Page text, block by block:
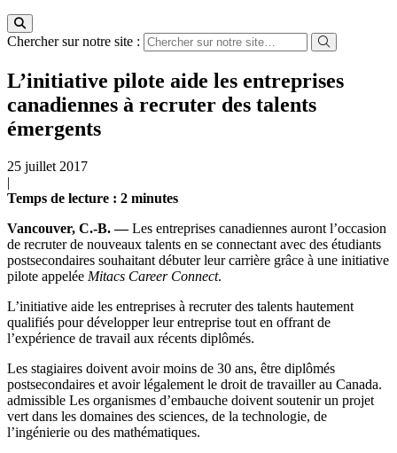
Chercher sur notre site :
L’initiative pilote aide les entreprises
canadiennes à recruter des talents
émergents
25 juillet 2017
|
Temps de lecture : 2 minutes
Vancouver, C.-B. —Les entreprises canadiennes auront l’occasion
de recruter de nouveaux talents en se connectant avec des étudiants
postsecondaires souhaitant débuter leur carrière grâce à une initiative
pilote appelée Mitacs Career Connect.
L’initiative aide les entreprises à recruter des talents hautement
qualifiés pour développer leur entreprise tout en offrant de
l’expérience de travail aux récents diplômés.
Les stagiaires doivent avoir moins de 30 ans, être diplômés
postsecondaires et avoir légalement le droit de travailler au Canada.
admissible Les organismes d’embauche doivent soutenir un projet
vert dans les domaines des sciences, de la technologie, de
l’ingénierie ou des mathématiques.